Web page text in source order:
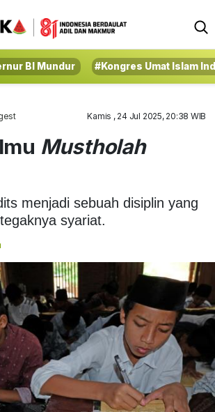
BI Mundur #Kongres Umat Islam
Kamis , 24 Jul 2025, 20:38 WIB
Mustholah
menjadi sebuah disiplin yang
syariat.